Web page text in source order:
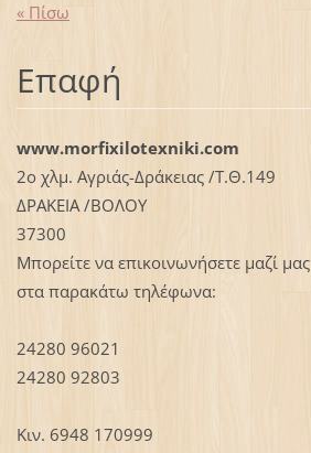
« Πίσω
Επαφή
www.morfixilotexniki.com
2ο χλμ. Αγριάς-Δράκειας /Τ.Θ.149
ΔΡΑΚΕΙΑ /ΒΟΛΟΥ
37300
Μπορείτε να επικοινωνήσετε μαζί μας
στα παρακάτω τηλέφωνα:
24280 96021
24280 92803
Κιν. 6948 170999